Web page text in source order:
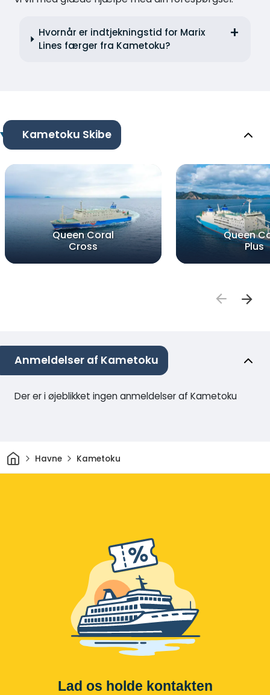
Hvornår er indtjekningstid for Marix
Lines færger fra Kametoku?
Kametoku Skibe
Queen Coral
Cross
Queen
Plus
Anmeldelser af Kametoku
Der er i øjeblikket ingen anmeldelser af Kametoku
HjemHavne Kametoku
Lad os holde kontakten